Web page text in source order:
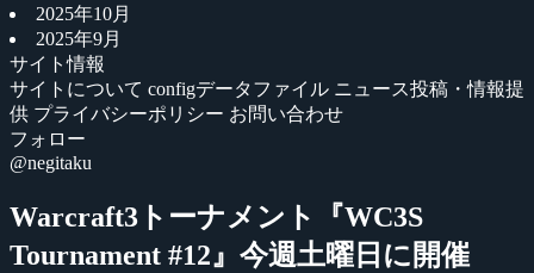
2025年10月
2025年9月
サイト情報
サイトについて configデータファイル ニュース投稿・情報提
供 プライバシーポリシー お問い合わせ
フォロー
@negitaku
Warcraft3トーナメント『WC3S
Tournament #12』今週土曜日に開催